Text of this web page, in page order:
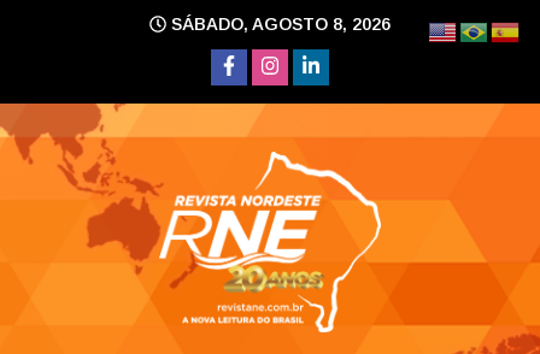
SÁBADO, AGOSTO 8, 2026